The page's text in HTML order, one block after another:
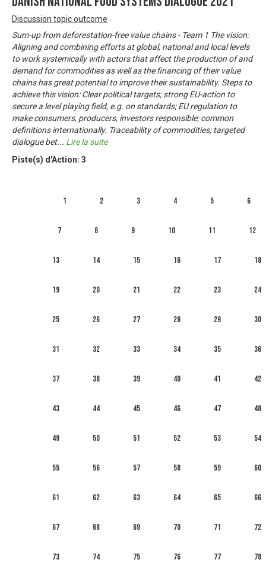
Discussion topic outcome
Sum-up from deforestation-free value chains - Team 1 The vision:
Aligning and combining efforts at global, national and local levels
to work systemically with actors that affect the production of and
demand for commodities as well as the financing of their value
chains has great potential to improve their sustainability. Steps to
achieve this vision: Clear political targets; strong EU-action to
secure a level playing field, e.g. on standards; EU regulation to
make consumers, producers, investors responsible; common
definitions internationally. Traceability of commodities; targeted
dialogue bet... Lire la suite
Piste(s) d'Action: 3
1 2 3 4 5 6
7 8 9 10 11 12
13 14 15 16 17 18
19 20 21 22 23 24
25 26 27 28 29 30
31 32 33 34 35 36
37 38 39 40 41 42
43 44 45 46 47 48
49 50 51 52 53 54
55 56 57 58 59 60
61 62 63 64 65 66
67 68 69 70 71 72
73 74 75 76 77 78